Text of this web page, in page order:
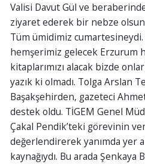
Valisi Davut Gül ve
ziyaret ederek bir nebze
Tüm ümidimiz
hemşerimiz gelecek Erzurum
kitaplarımızı alacak bizde
yazık ki olmadı. Tolga Arslan
Başakşehirden, gazeteci
destek oldu. TİGEM Genel
Çakal Pendik’teki görevinin
değerlendirerek yanımda yer
kaynağıydı. Bu arada Şenkaya